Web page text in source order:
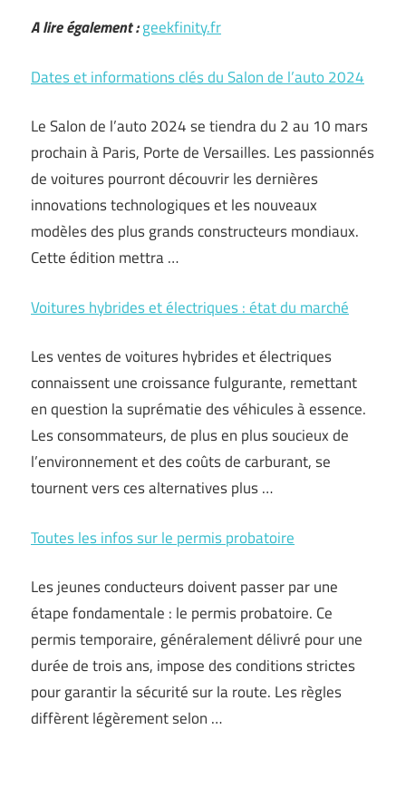
A lire également :geekfinity.fr
Dates et informations clés du Salon de l’auto 2024
Le Salon de l’auto 2024 se tiendra du 2 au 10 mars
prochain à Paris, Porte de Versailles. Les passionnés
de voitures pourront découvrir les dernières
innovations technologiques et les nouveaux
modèles des plus grands constructeurs mondiaux.
Cette édition mettra …
Voitures hybrides et électriques : état du marché
Les ventes de voitures hybrides et électriques
connaissent une croissance fulgurante, remettant
en question la suprématie des véhicules à essence.
Les consommateurs, de plus en plus soucieux de
l’environnement et des coûts de carburant, se
tournent vers ces alternatives plus …
Toutes les infos sur le permis probatoire
Les jeunes conducteurs doivent passer par une
étape fondamentale : le permis probatoire. Ce
permis temporaire, généralement délivré pour une
durée de trois ans, impose des conditions strictes
pour garantir la sécurité sur la route. Les règles
diffèrent légèrement selon …